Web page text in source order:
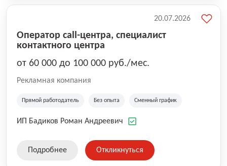
Оператор call-центра, специалист
контактного центра
от 60 000 до 100 000 руб./мес.
Рекламная компания
Прямой работодатель Без опыта Сменный график
ИП Бадиков Роман Андреевич
20.07.2026
Подробнее Откликнуться